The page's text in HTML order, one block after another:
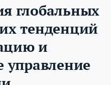
глобальных
тенденций
и
управление